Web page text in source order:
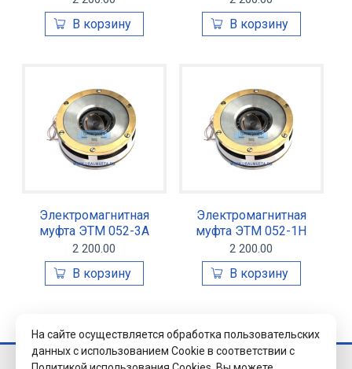
Электромагнитная
муфта ЭТМ 052-3А
2 200.00
Электромагнитная
муфта ЭТМ 052-1Н
2 200.00
На сайте осуществляется обработка пользовательских
данных с использованием Cookie в соответствии с